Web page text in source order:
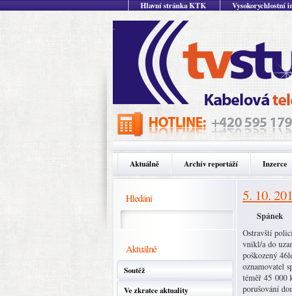
Hlavní stránka KTK Vysokorychlostní
Aktuálně Archív reportáží Inzerce
Hledání
Aktuálně
Soutěž
Ve zkratce aktuality
5. 10.
Spánek
Ostravští
vnikl/a do
poškozený
oznamovatel
téměř 45 000
porušování